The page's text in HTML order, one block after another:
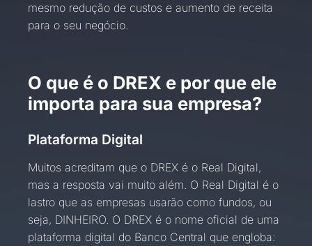
mesmo redução de custos e aumento de receita
para o seu negócio.
O que é o DREX e por que ele
importa para sua empresa?
Plataforma Digital
Muitos acreditam que o DREX é o Real Digital,
mas a resposta vai muito além. O Real Digital é o
lastro que as empresas usarão como fundos, ou
seja, DINHEIRO. O DREX é o nome oficial de uma
plataforma digital do Banco Central que engloba: